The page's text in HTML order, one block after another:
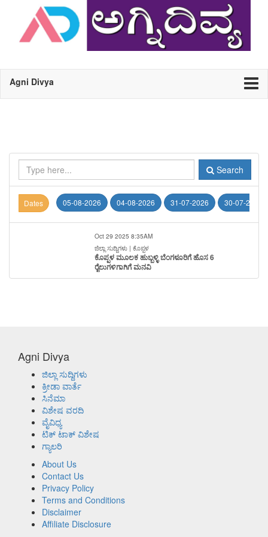
Agni Divya
Search
Dates 05-08-2026 04-08-2026 31-07-2026 30-07-2026
Oct 29 2025 8:35AM
ಜಿಲ್ಲಾ ಸುದ್ದಿಗಳು | ಕೊಪ್ಪಳ
ಕೊಪ್ಪಳ ಮೂಲಕ ಹುಬ್ಬಳ್ಳಿ ಬೆಂಗಳೂರಿಗೆ ಹೊಸ 6
ರೈಲುಗಳಿಗಾಗಿಗೆ ಮನವಿ
Agni Divya
ಜಿಲ್ಲಾ ಸುದ್ದಿಗಳು
ಕ್ರೀಡಾ ವಾರ್ತೆ
ಸಿನೆಮಾ
ವಿಶೇಷ ವರದಿ
ವೈವಿಧ್ಯ
ಟಿಕ್ ಟಾಕ್ ವಿಶೇಷ
ಗ್ಯಾಲರಿ
About Us
Contact Us
Privacy Policy
Terms and Conditions
Disclaimer
Affiliate Disclosure